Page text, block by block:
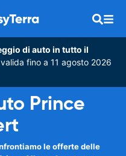
di auto in tutto il
fino a 11 agosto 2026
Prince
le offerte delle